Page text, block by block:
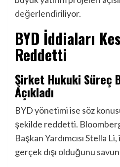
değerlendiriliyor.
BYD İddiaları
Reddetti
Şirket Hukuki Süreç
Açıkladı
BYD yönetimi ise söz
şekilde reddetti.
Başkan Yardımcısı Stella
gerçek dışı olduğunu